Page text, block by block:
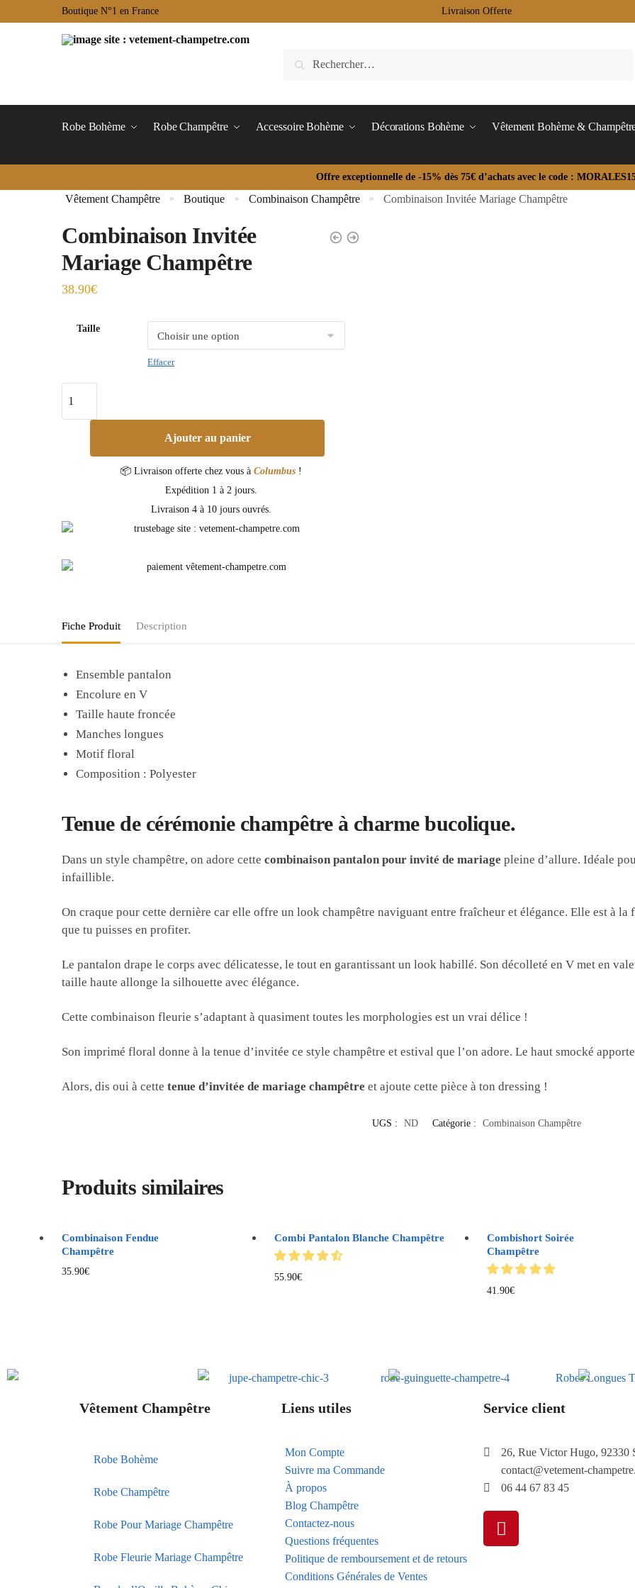
Boutique N°1 en France Livraison Offerte
Robe Bohème Robe Champêtre Accessoire Bohème Décorations Bohème Vêtement Bohème &
Offre exceptionnelle de -15% dès 75€ d’achats avec le code :
Vêtement Champêtre » Boutique » Combinaison Champêtre » Combinaison Invitée Mariage Champêtre
Combinaison Invitée
Mariage Champêtre
38.90€
Taille
Effacer
Ajouter au panier
📦 Livraison offerte chez vous à Columbus !
Expédition 1 à 2 jours.
Livraison 4 à 10 jours ouvrés.
Fiche Produit Description
Ensemble pantalon
Encolure en V
Taille haute froncée
Manches longues
Motif floral
Composition : Polyester
Tenue de cérémonie champêtre à charme bucolique.
Dans un style champêtre, on adore cettecombinaison pantalon pour invité de mariage pleine d’allure. Idéale
infaillible.
On craque pour cette dernière car elle offre un look champêtre naviguant entre fraîcheur et élégance. Elle est à
que tu puisses en profiter.
Le pantalon drape le corps avec délicatesse, le tout en garantissant un look habillé. Son décolleté en V met en
taille haute allonge la silhouette avec élégance.
Cette combinaison fleurie s’adaptant à quasiment toutes les morphologies est un vrai délice !
Son imprimé floral donne à la tenue d’invitée ce style champêtre et estival que l’on adore. Le haut smocké
Alors, dis oui à cettetenue d’invitée de mariage champêtre et ajoute cette pièce à ton dressing !
UGS : ND Catégorie : Combinaison Champêtre
Produits similaires
Combinaison Fendue
Champêtre
35.90€
Combi Pantalon Blanche Champêtre
55.90€
Combishort Soirée
Champêtre
41.90€
Vêtement Champêtre
Robe Bohème
Robe Champêtre
Robe Pour Mariage Champêtre
Robe Fleurie Mariage Champêtre
Liens utiles
Mon Compte
Suivre ma Commande
À propos
Blog Champêtre
Contactez-nous
Questions fréquentes
Politique de remboursement et de retours
Conditions Générales de Ventes
Service client
26, Rue Victor Hugo, 92330
contact@vetement-
06 44 67 83 45